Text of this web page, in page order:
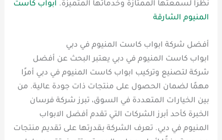
نظرًا لسمعتها الممتازة وخدماتها المتميزة. ابواب كاست
المنيوم الشارقة
أفضل شركة ابواب كاست المنيوم في دبي
ابواب كاست المنيوم في دبي يعتبر البحث عن أفضل
شركة لتصنيع وتركيب ابواب كاست المنيوم في دبي أمرًا
مهمًا لضمان الحصول على منتجات ذات جودة عالية. من
بين الخيارات المتعددة في السوق، تبرز شركة فرسان
الخبرة كأحد أبرز الشركات التي تقدم أفضل الابواب
المنيوم في دبي. تعرف الشركة بقدرتها على تقديم منتجات